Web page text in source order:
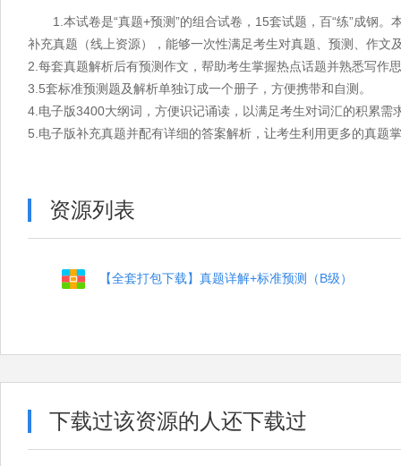
1.本试卷是“真题+预测”的组合试卷，15套试题，百“练”成钢
补充真题（线上资源），能够一次性满足考生对真题、预测、作文
2.每套真题解析后有预测作文，帮助考生掌握热点话题并熟悉写
3.5套标准预测题及解析单独订成一个册子，方便携带和自测。
4.电子版3400大纲词，方便识记诵读，以满足考生对词汇的积累需
5.电子版补充真题并配有详细的答案解析，让考生利用更多的真题
资源列表
【全套打包下载】真题详解+标准预测（B级）
下载过该资源的人还下载过